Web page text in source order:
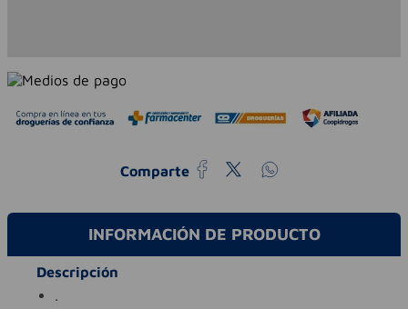
Comparte
INFORMACIÓN DE PRODUCTO
Descripción
.